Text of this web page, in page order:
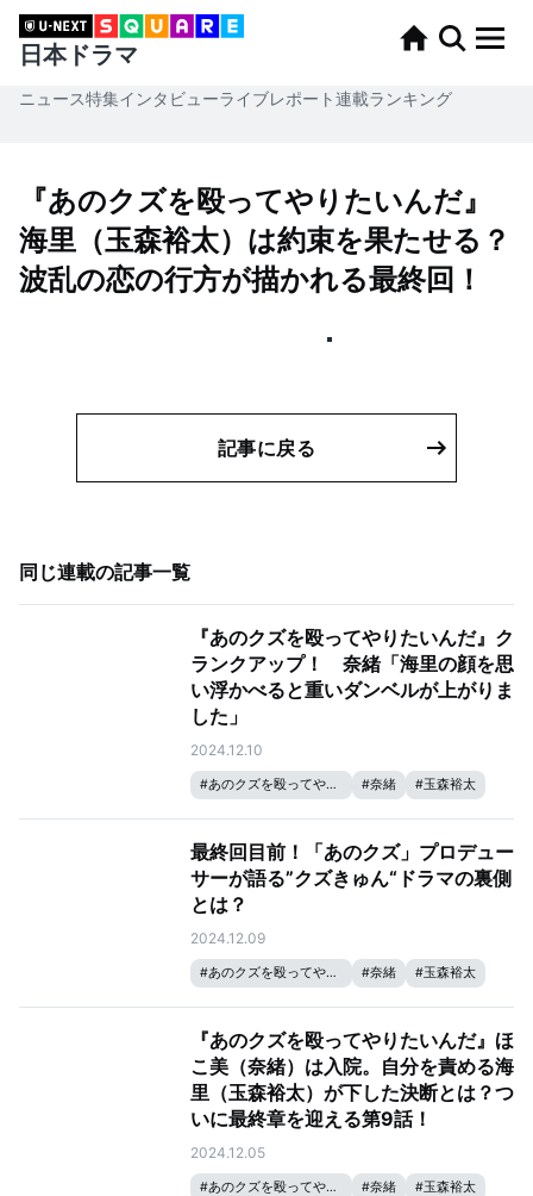
日本ドラマ
ニュース特集インタビューライブレポート連載ランキング
『あのクズを殴ってやりたいんだ』
海里（玉森裕太）は約束を果たせる？
波乱の恋の行方が描かれる最終回！
記事に戻る
同じ連載の記事一覧
『あのクズを殴ってやりたいんだ』ク
ランクアップ！ 奈緒「海里の顔を思
い浮かべると重いダンベルが上がりま
した」
2024.12.10
#あのクズを殴ってやりたいんだ #奈緒 #玉森裕太
最終回目前！「あのクズ」プロデュー
サーが語る”クズきゅん“ドラマの裏側
とは？
2024.12.09
#あのクズを殴ってやりたいんだ #奈緒 #玉森裕太
『あのクズを殴ってやりたいんだ』ほ
こ美（奈緒）は入院。自分を責める海
里（玉森裕太）が下した決断とは？つ
いに最終章を迎える第9話！
2024.12.05
#あのクズを殴ってやりたいんだ #奈緒 #玉森裕太